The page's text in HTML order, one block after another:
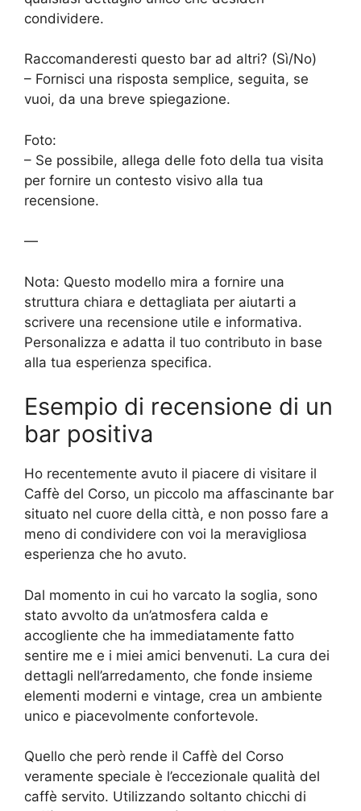
condividere.
Raccomanderesti questo bar ad altri? (Sì/No)
– Fornisci una risposta semplice, seguita, se
vuoi, da una breve spiegazione.
Foto:
– Se possibile, allega delle foto della tua visita
per fornire un contesto visivo alla tua
recensione.
—
Nota: Questo modello mira a fornire una
struttura chiara e dettagliata per aiutarti a
scrivere una recensione utile e informativa.
Personalizza e adatta il tuo contributo in base
alla tua esperienza specifica.
Esempio di recensione di un
bar positiva
Ho recentemente avuto il piacere di visitare il
Caffè del Corso, un piccolo ma affascinante bar
situato nel cuore della città, e non posso fare a
meno di condividere con voi la meravigliosa
esperienza che ho avuto.
Dal momento in cui ho varcato la soglia, sono
stato avvolto da un’atmosfera calda e
accogliente che ha immediatamente fatto
sentire me e i miei amici benvenuti. La cura dei
dettagli nell’arredamento, che fonde insieme
elementi moderni e vintage, crea un ambiente
unico e piacevolmente confortevole.
Quello che però rende il Caffè del Corso
veramente speciale è l’eccezionale qualità del
caffè servito. Utilizzando soltanto chicchi di